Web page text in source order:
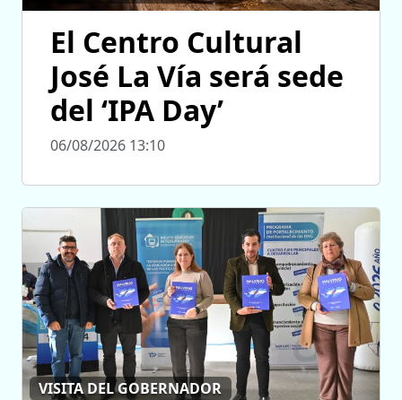
El Centro Cultural
José La Vía será sede
del ‘IPA Day’
06/08/2026 13:10
VISITA DEL GOBERNADOR